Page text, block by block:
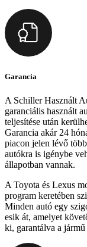
Garancia
A Schiller Használt
garanciális használt
teljesítése után
Garancia akár 24
piacon jelen lévő
autókra is igénybe
állapotban vannak.
A Toyota és Lexus
program keretében
Minden autó egy
esik át, amelyet
ki, garantálva a jármű